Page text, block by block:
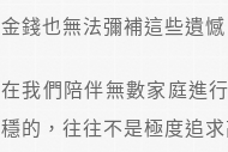
金錢也無法彌補這些遺憾
在我們陪伴無數家庭進
穩的，往往不是極度追